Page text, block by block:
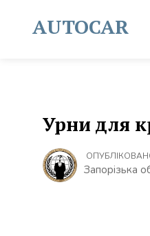
contentAUTOCAR
Урни для
Запорізька